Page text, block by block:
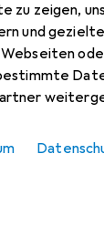
zu zeigen,
und